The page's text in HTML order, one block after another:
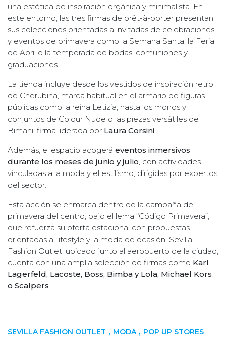
una estética de inspiración orgánica y minimalista. En
este entorno, las tres firmas de prêt-à-porter presentan
sus colecciones orientadas a invitadas de celebraciones
y eventos de primavera como la Semana Santa, la Feria
de Abril o la temporada de bodas, comuniones y
graduaciones.
La tienda incluye desde los vestidos de inspiración retro
de Cherubina, marca habitual en el armario de figuras
públicas como la reina Letizia, hasta los monos y
conjuntos de Colour Nude o las piezas versátiles de
Bimani, firma liderada por Laura Corsini.
Además, el espacio acogerá eventos inmersivos
durante los meses de junio y julio, con actividades
vinculadas a la moda y el estilismo, dirigidas por expertos
del sector.
Esta acción se enmarca dentro de la campaña de
primavera del centro, bajo el lema “Código Primavera”,
que refuerza su oferta estacional con propuestas
orientadas al lifestyle y la moda de ocasión. Sevilla
Fashion Outlet, ubicado junto al aeropuerto de la ciudad,
cuenta con una amplia selección de firmas como Karl
Lagerfeld, Lacoste, Boss, Bimba y Lola, Michael Kors
o Scalpers.
SEVILLA FASHION OUTLET , MODA , POP UP STORES